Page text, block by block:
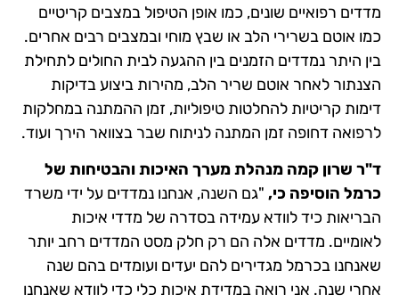
מדדים רפואיים שונים, כמו אופן הטיפול במצבים קריטיים
כמו אוטם בשרירי הלב או שבץ מוחי ובמצבים רבים אחרים.
בין היתר נמדדים הזמנים בין ההגעה לבית החולים לתחילת
הצנתור לאחר אוטם שריר הלב, מהירות ביצוע בדיקות
דימות קריטיות להחלטות טיפוליות, זמן ההמתנה במחלקות
לרפואה דחופה זמן המתנה לניתוח שבר בצוואר הירך ועוד.
ד"ר שרון קמה מנהלת מערך האיכות והבטיחות של
כרמל הוסיפה כי, "גם השנה, אנחנו נמדדים על ידי משרד
הבריאות כיד לוודא עמידה בסדרה של מדדי איכות
לאומיים. מדדים אלה הם רק חלק מסט המדדים רחב יותר
שאנחנו בכרמל מגדירים להם יעדים ועומדים בהם שנה
אחרי שנה. אני רואה במדידת איכות כלי כדי לוודא שאנחנו